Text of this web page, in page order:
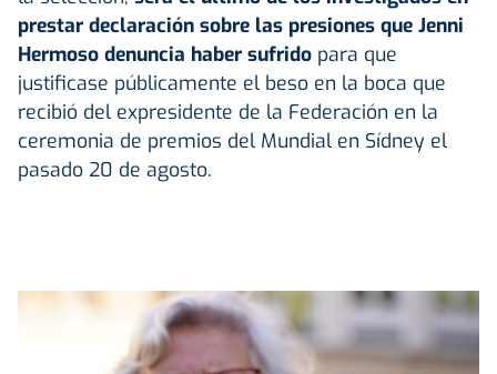
prestar declaración sobre las presiones que Jenni
Hermoso denuncia haber sufrido para que
justificase públicamente el beso en la boca que
recibió del expresidente de la Federación en la
ceremonia de premios del Mundial en Sídney el
pasado 20 de agosto.